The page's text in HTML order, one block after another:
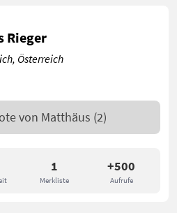
1
Merkliste
+500
Aufrufe
Rieger
Österreich
von Matthäus (2)